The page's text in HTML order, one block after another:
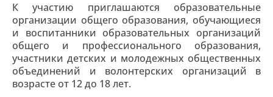
К участию приглашаются образовательные
организации общего образования, обучающиеся
и воспитанники образовательных организаций
общего и профессионального образования,
участники детских и молодежных общественных
объединений и волонтерских организаций в
возрасте от 12 до 18 лет.